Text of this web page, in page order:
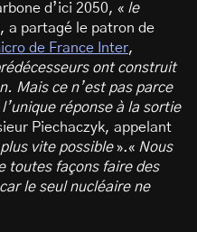
d’ici 2050, « le
a partagé le patron de
de France Inter,
ont construit
Mais ce n’est pas parce
réponse à la sortie
Piechaczyk, appelant
vite possible».« Nous
toutes façons faire des
le seul nucléaire ne